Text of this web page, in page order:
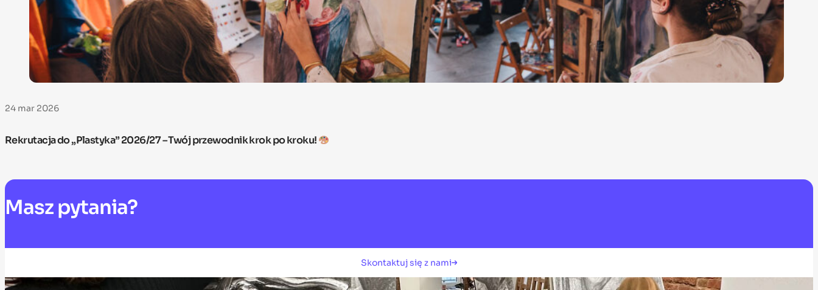
24 mar 2026
Rekrutacja do „Plastyka” 2026/27 – Twój przewodnik krok po kroku!
Masz pytania?
Skontaktuj się z nami